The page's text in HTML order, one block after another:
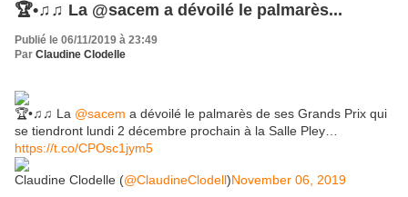
🏆•♫♫ La @sacem a dévoilé le palmarès...
Publié le 06/11/2019 à 23:49
Par Claudine Clodelle
🏆•♫♫ La @sacem a dévoilé le palmarès de ses Grands Prix qui
se tiendront lundi 2 décembre prochain à la Salle Pley…
https://t.co/CPOsc1jym5
Claudine Clodelle (@ClaudineClodell)November 06, 2019